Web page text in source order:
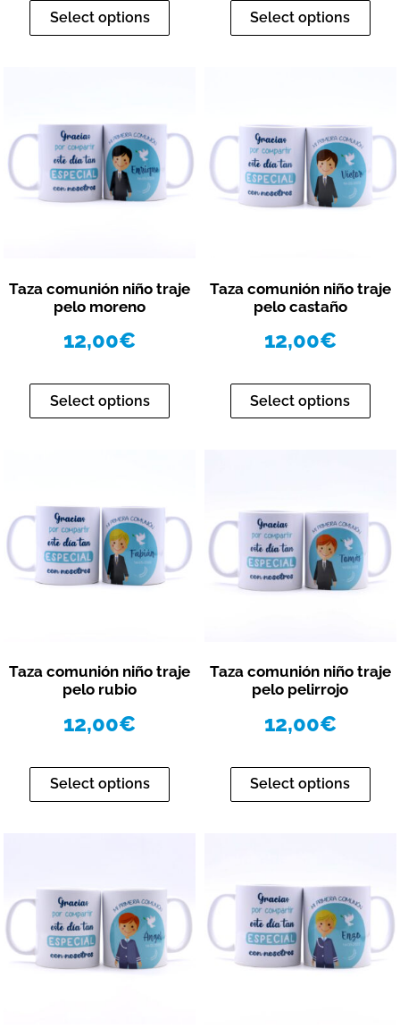
Select options Select options
Taza comunión niño traje
pelo moreno
12,00€
Select options
Taza comunión niño traje
pelo castaño
12,00€
Select options
Taza comunión niño traje
pelo rubio
12,00€
Select options
Taza comunión niño traje
pelo pelirrojo
12,00€
Select options